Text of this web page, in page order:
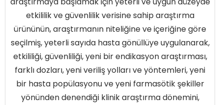
etkililik ve güvenlilik verisine sahip araştırma
ürününün, araştırmanın niteliğine ve içeriğine göre
seçilmiş, yeterli sayıda hasta gönüllüye uygulanarak,
etkililiği, güvenliliği, yeni bir endikasyon araştırması,
farklı dozları, yeni veriliş yolları ve yöntemleri, yeni
bir hasta popülasyonu ve yeni farmasötik şekiller
yönünden denendiği klinik araştırma dönemini,